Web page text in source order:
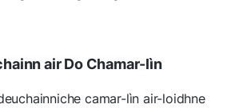
air Do Chamar-lìn
camar-lìn air-loidhne